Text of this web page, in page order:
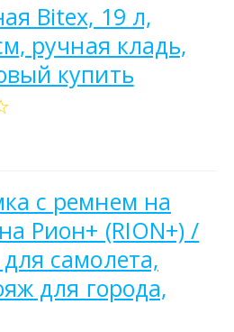
Bitex, 19 л,
ручная кладь,
купить
с ремнем на
Рион+ (RION+) /
самолета,
для города,